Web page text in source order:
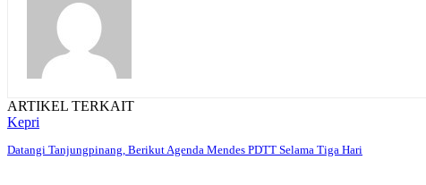
ARTIKEL TERKAIT
Kepri
Datangi Tanjungpinang, Berikut Agenda Mendes PDTT Selama Tiga Hari